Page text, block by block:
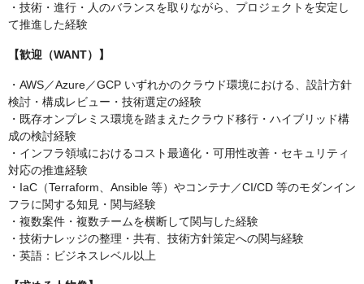
・技術・進行・人のバランスを取りながら、プロジェクトを安定し
て推進した経験
【歓迎（WANT）】
・AWS／Azure／GCP いずれかのクラウド環境における、設計方針
検討・構成レビュー・技術選定の経験
・既存オンプレミス環境を踏まえたクラウド移行・ハイブリッド構
成の検討経験
・インフラ領域におけるコスト最適化・可用性改善・セキュリティ
対応の推進経験
・IaC（Terraform、Ansible 等）やコンテナ／CI/CD 等のモダンイン
フラに関する知見・関与経験
・複数案件・複数チームを横断して関与した経験
・技術ナレッジの整理・共有、技術方針策定への関与経験
・英語：ビジネスレベル以上